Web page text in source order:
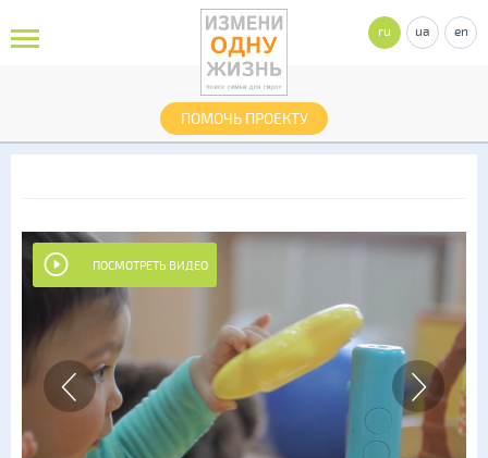
ПОМОЧЬ ПРОЕКТУ
ru ua en
ПОСМОТРЕТЬ ВИДЕО